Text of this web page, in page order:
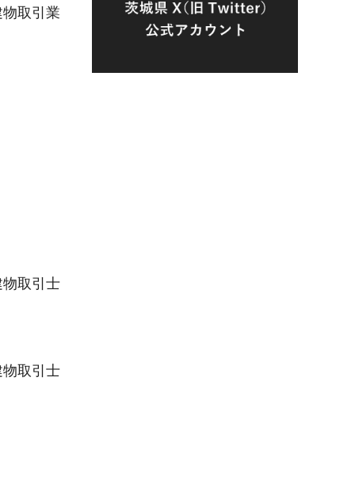
取引業
取引士
取引士